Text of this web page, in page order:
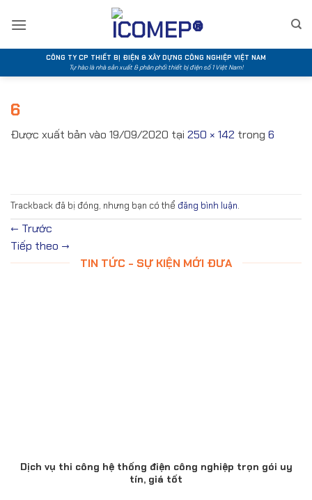
qua
CÔNG TY CP THIẾT BỊ ĐIỆN & XÂY DỰNG CÔNG NGHIỆP VIỆT NAM
Tự hào là nhà sản xuất & phân phối thiết bị điện số 1 Việt Nam!
6
Được xuất bản vào 19/09/2020 tại 250 × 142 trong 6
Trackback đã bị đóng, nhưng bạn có thể đăng bình luận.
← Trước
Tiếp theo →
TIN TỨC - SỰ KIỆN MỚI ĐƯA
Dịch vụ thi công hệ thống điện công nghiệp trọn gói uy
tín, giá tốt